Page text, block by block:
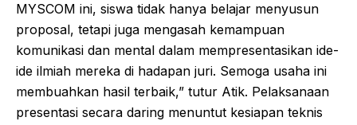
MYSCOM ini, siswa tidak hanya belajar menyusun
proposal, tetapi juga mengasah kemampuan
komunikasi dan mental dalam mempresentasikan ide-
ide ilmiah mereka di hadapan juri. Semoga usaha ini
membuahkan hasil terbaik,” tutur Atik. ​Pelaksanaan
presentasi secara daring menuntut kesiapan teknis